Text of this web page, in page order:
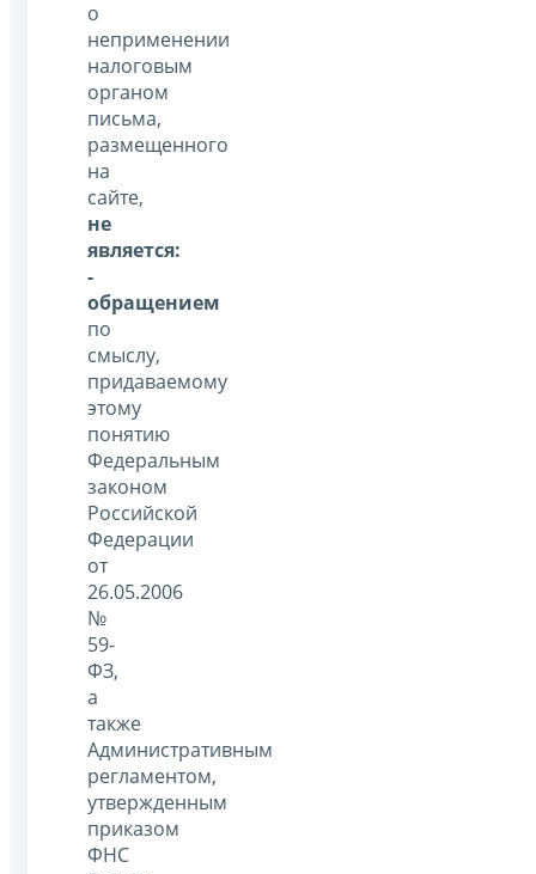
о
неприменении
налоговым
органом
письма,
размещенного
на
сайте,
не
является:
-
обращением
по
смыслу,
придаваемому
этому
понятию
Федеральным
законом
Российской
Федерации
от
26.05.2006
№
59-
ФЗ,
а
также
Административным
регламентом,
утвержденным
приказом
ФНС